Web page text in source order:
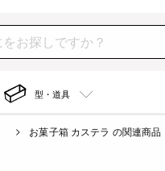
型・道具
お菓子箱 カステラ の関連商品